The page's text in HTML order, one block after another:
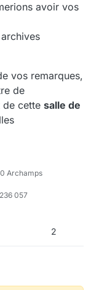
avoir vos
vos remarques,
de
de cette salle de
Archamps
057
2